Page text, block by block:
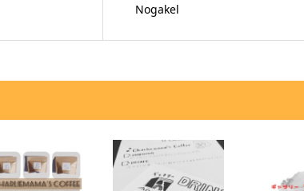
Nogakel